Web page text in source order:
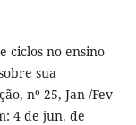
ciclos no ensino
sua
nº 25, Jan /Fev
4 de jun. de